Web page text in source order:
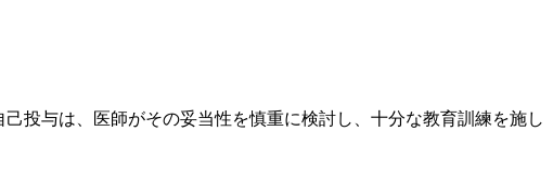
投与は、医師がその妥当性を慎重に検討し、十分な教育訓練を施し